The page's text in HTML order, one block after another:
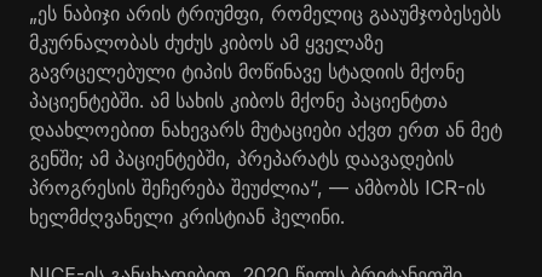
„ეს ნაბიჯი არის ტრიუმფი, რომელიც გააუმჯობესებს
მკურნალობას ძუძუს კიბოს ამ ყველაზე
გავრცელებული ტიპის მოწინავე სტადიის მქონე
პაციენტებში. ამ სახის კიბოს მქონე პაციენტთა
დაახლოებით ნახევარს მუტაციები აქვთ ერთ ან მეტ
გენში; ამ პაციენტებში, პრეპარატს დაავადების
პროგრესის შეჩერება შეუძლია“, — ამბობს ICR-ის
ხელმძღვანელი კრისტიან ჰელინი.